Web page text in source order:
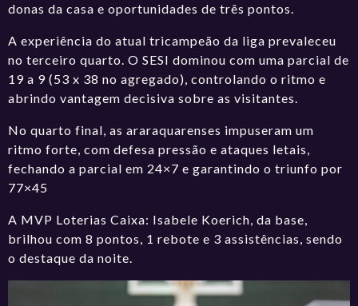
donas da casa e oportunidades de três pontos.
A experiência do atual tricampeão da liga prevaleceu
no terceiro quarto. O SESI dominou com uma parcial de
19 a 9 (53 x 38 no agregado), controlando o ritmo e
abrindo vantagem decisiva sobre as visitantes.
No quarto final, as araraquarenses impuseram um
ritmo forte, com defesa pressão e ataques letais,
fechando a parcial em 24×7 e garantindo o triunfo por
77×45
A MVP Loterias Caixa: Isabele Koerich, da base,
brilhou com 8 pontos, 1 rebote e 3 assistências, sendo
o destaque da noite.